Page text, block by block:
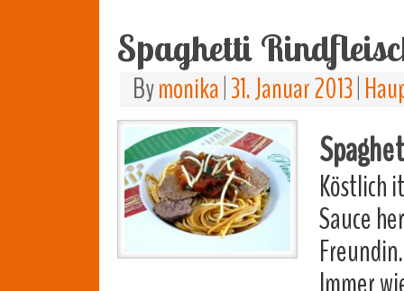
Spaghetti
Bymonika 31. Januar 2013
Köstlich
Sauce
Freundin.